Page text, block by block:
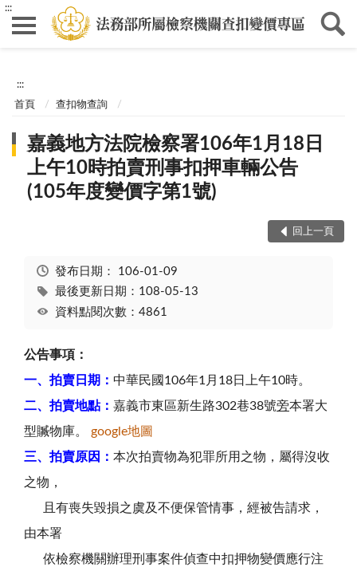
:::
:::
首頁 查扣物查詢
嘉義地方法院檢察署106年1月18日
上午10時拍賣刑事扣押車輛公告
(105年度變價字第1號)
回上一頁
發布日期： 106-01-09
最後更新日期：108-05-13
資料點閱次數：4861
公告事項：
一、拍賣日期： 中華民國106年1月18日上午10時。
二、拍賣地點： 嘉義市東區新生路302巷38號旁本署大
型贓物庫。 google地圖
三、拍賣原因： 本次拍賣物為犯罪所用之物，屬得沒收
之物，
且有喪失毀損之虞及不便保管情事，經被告請求，
由本署
依檢察機關辦理刑事案件偵查中扣押物變價應行注